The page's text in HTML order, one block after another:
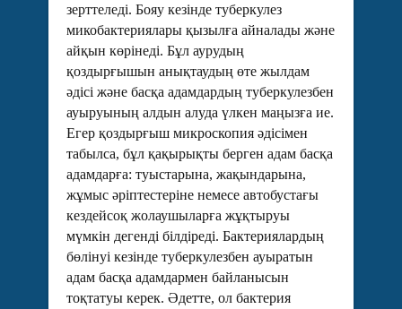
зерттеледі. Бояу кезінде туберкулез
микобактериялары қызылға айналады және
айқын көрінеді. Бұл аурудың
қоздырғышын анықтаудың өте жылдам
әдісі және басқа адамдардың туберкулезбен
ауыруының алдын алуда үлкен маңызға ие.
Егер қоздырғыш микроскопия әдісімен
табылса, бұл қақырықты берген адам басқа
адамдарға: туыстарына, жақындарына,
жұмыс әріптестеріне немесе автобустағы
кездейсоқ жолаушыларға жұқтыруы
мүмкін дегенді білдіреді. Бактериялардың
бөлінуі кезінде туберкулезбен ауыратын
адам басқа адамдармен байланысын
тоқтатуы керек. Әдетте, ол бактерия